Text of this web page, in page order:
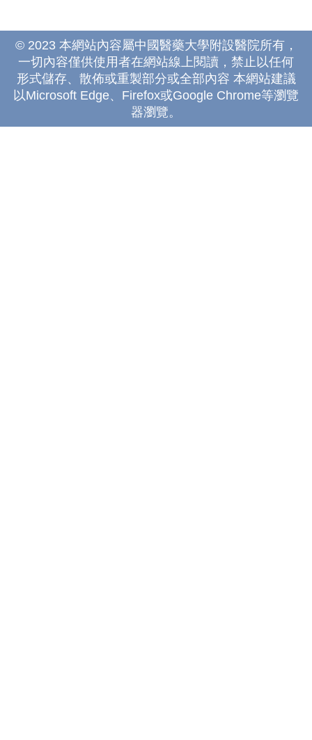
© 2023 本網站內容屬中國醫藥大學附設醫院所有，
一切內容僅供使用者在網站線上閱讀，禁止以任何
形式儲存、散佈或重製部分或全部內容 本網站建議
以Microsoft Edge、Firefox或Google Chrome等瀏覽
器瀏覽。